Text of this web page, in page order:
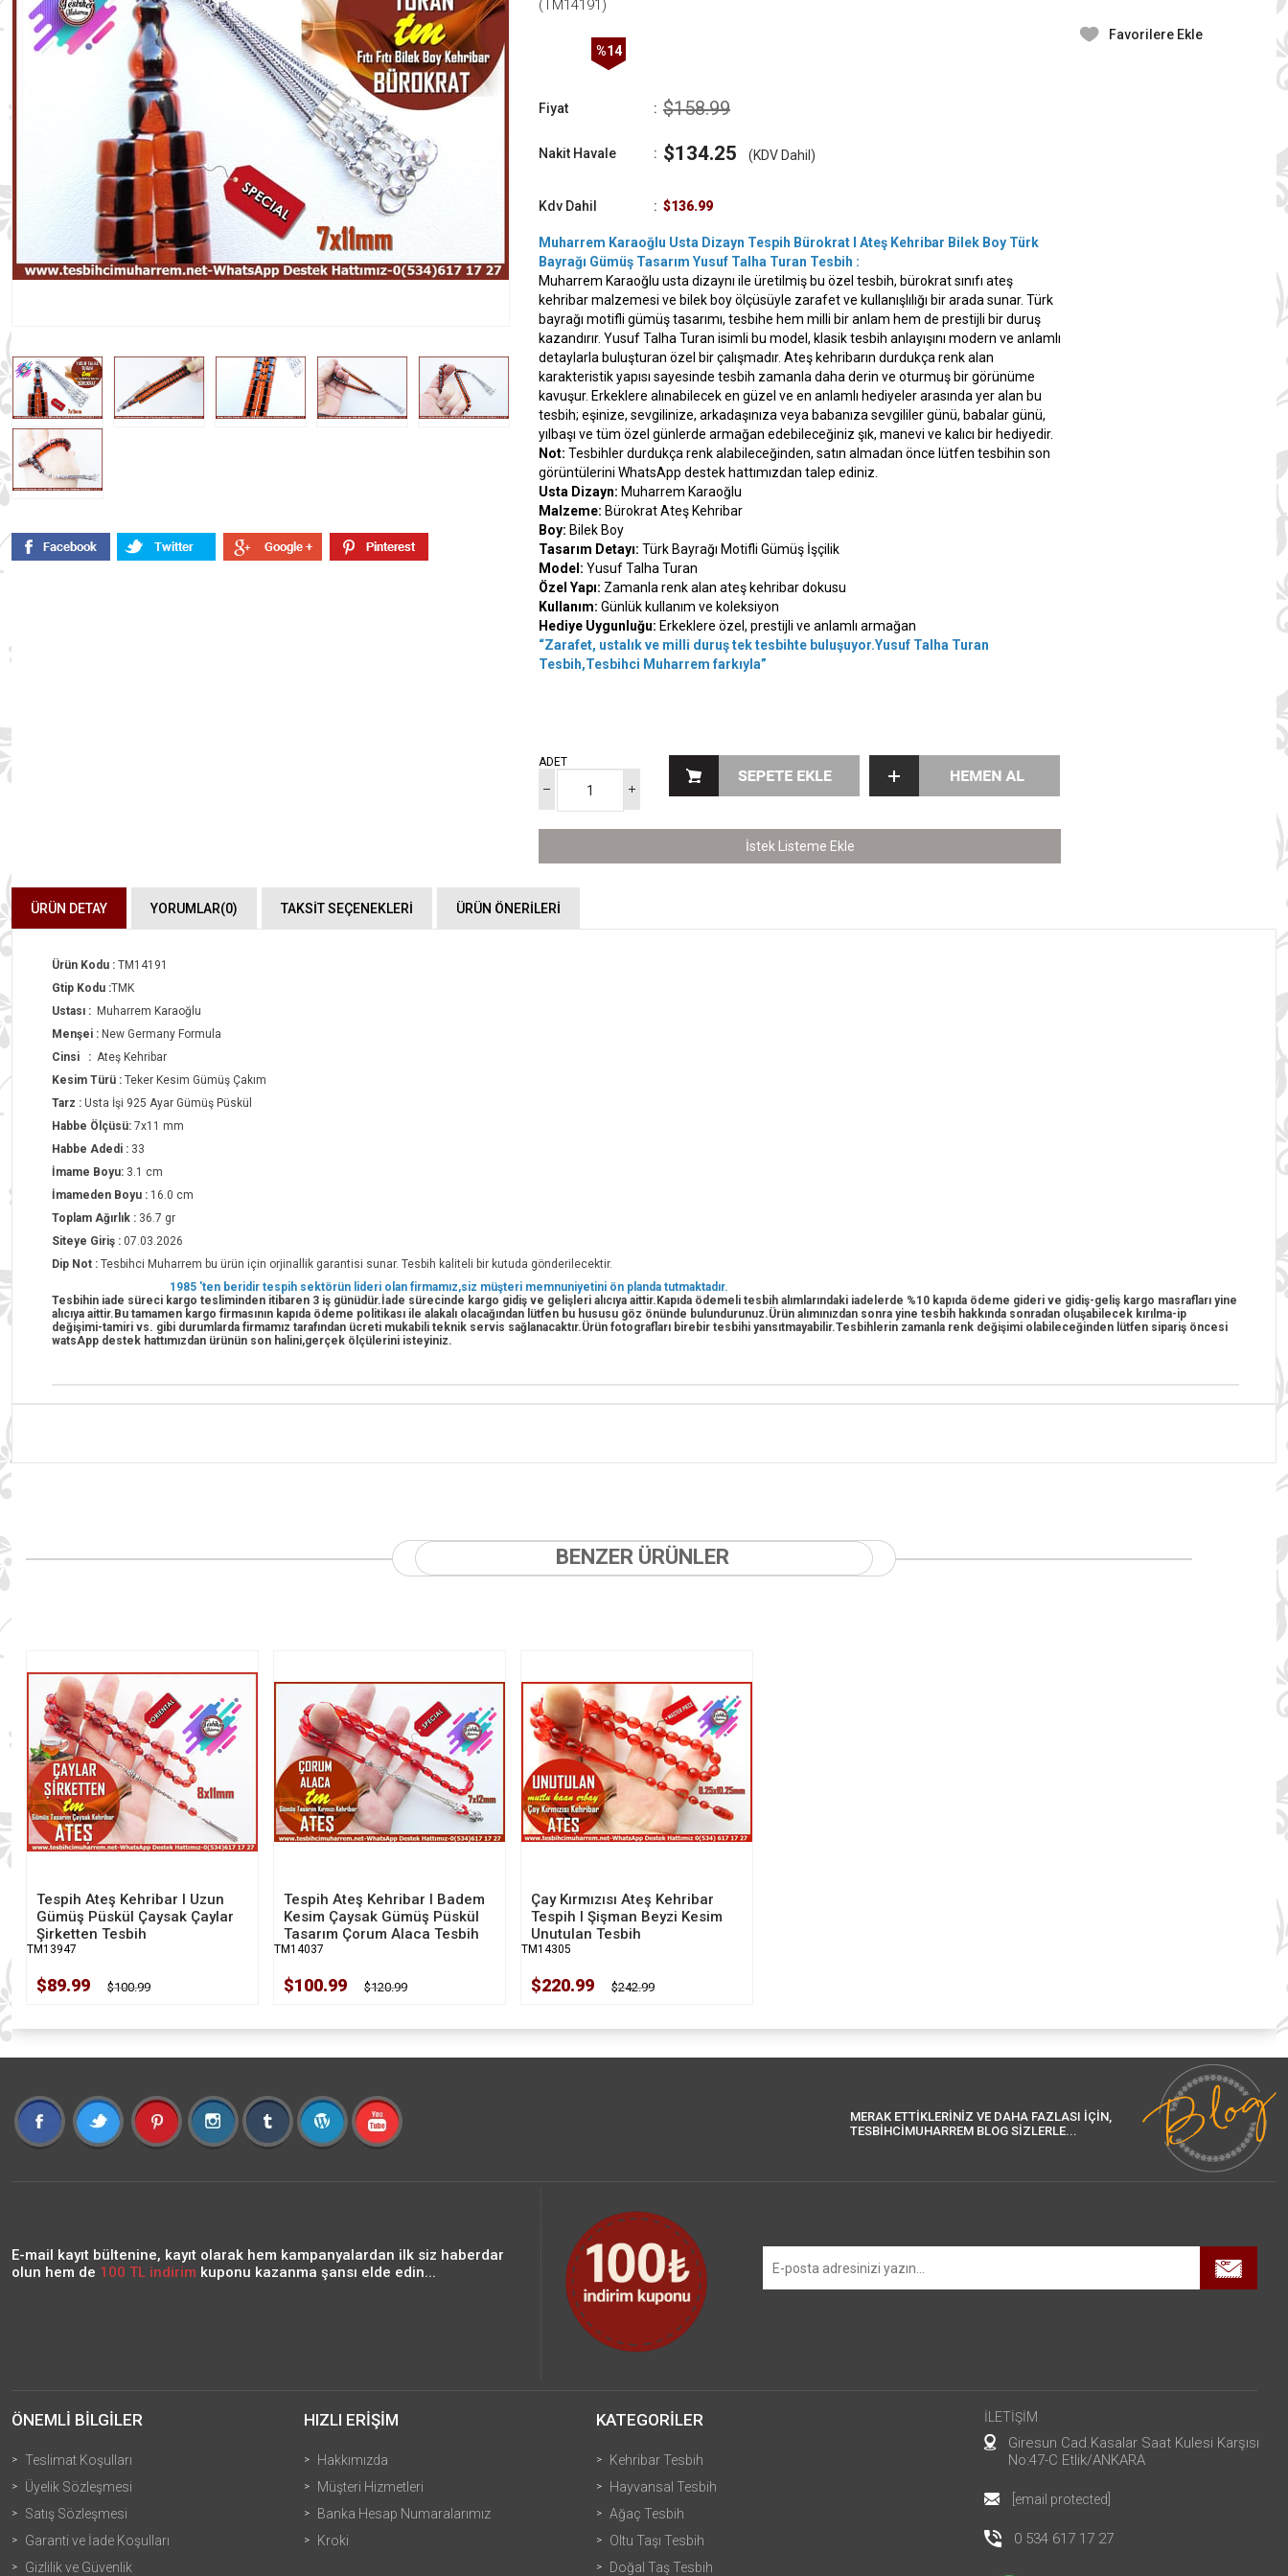
(TM14191)
%14
Fiyat
: $158.99
Nakit Havale : $134.25 (KDV Dahil)
Kdv Dahil : $136.99
Muharrem Karaoğlu Usta Dizayn Tespih Bürokrat I Ateş Kehribar Bilek Boy Türk
Bayrağı Gümüş Tasarım Yusuf Talha Turan Tesbih :
Muharrem Karaoğlu usta dizaynı ile üretilmiş bu özel tesbih, bürokrat sınıfı ateş
kehribar malzemesi ve bilek boy ölçüsüyle zarafet ve kullanışlılığı bir arada sunar. Türk
bayrağı motifli gümüş tasarımı, tesbihe hem milli bir anlam hem de prestijli bir duruş
kazandırır. Yusuf Talha Turan isimli bu model, klasik tesbih anlayışını modern ve anlamlı
detaylarla buluşturan özel bir çalışmadır. Ateş kehribarın durdukça renk alan
karakteristik yapısı sayesinde tesbih zamanla daha derin ve oturmuş bir görünüme
kavuşur. Erkeklere alınabilecek en güzel ve en anlamlı hediyeler arasında yer alan bu
tesbih; eşinize, sevgilinize, arkadaşınıza veya babanıza sevgililer günü, babalar günü,
yılbaşı ve tüm özel günlerde armağan edebileceğiniz şık, manevi ve kalıcı bir hediyedir.
Not: Tesbihler durdukça renk alabileceğinden, satın almadan önce lütfen tesbihin son
görüntülerini WhatsApp destek hattımızdan talep ediniz.
Usta Dizayn: Muharrem Karaoğlu
Malzeme: Bürokrat Ateş Kehribar
Boy: Bilek Boy
Tasarım Detayı: Türk Bayrağı Motifli Gümüş İşçilik
Model: Yusuf Talha Turan
Özel Yapı: Zamanla renk alan ateş kehribar dokusu
Kullanım: Günlük kullanım ve koleksiyon
Hediye Uygunluğu: Erkeklere özel, prestijli ve anlamlı armağan
“Zarafet, ustalık ve milli duruş tek tesbihte buluşuyor.Yusuf Talha Turan
Tesbih,Tesbihci Muharrem farkıyla”
ADET
İstek Listeme Ekle
Favorilere Ekle
ÜRÜN DETAY YORUMLAR(0) TAKSİT SEÇENEKLERİ ÜRÜN ÖNERILERI
Ürün Kodu : TM14191
Gtip Kodu :TMK
Ustası : Muharrem Karaoğlu
Menşei : New Germany Formula
Cinsi : Ateş Kehribar
Kesim Türü : Teker Kesim Gümüş Çakım
Tarz : Usta İşi 925 Ayar Gümüş Püskül
Habbe Ölçüsü: 7x11 mm
Habbe Adedi : 33
İmame Boyu: 3.1 cm
İmameden Boyu : 16.0 cm
Toplam Ağırlık : 36.7 gr
Siteye Giriş : 07.03.2026
Dip Not : Tesbihci Muharrem bu ürün için orjinallik garantisi sunar. Tesbih kaliteli bir kutuda gönderilecektir.
1985 'ten beridir tespih sektörün lideri olan firmamız,siz müşteri memnuniyetini ön planda tutmaktadır.
Tesbihin iade süreci kargo tesliminden itibaren 3 iş günüdür.İade sürecinde kargo gidiş ve gelişleri alıcıya aittir.Kapıda ödemeli tesbih alımlarındaki iadelerde %10 kapıda ödeme gideri ve gidiş-geliş kargo masrafları yine
alıcıya aittir.Bu tamamen kargo firmasının kapıda ödeme politikası ile alakalı olacağından lütfen bu hususu göz önünde bulundurunuz.Ürün alımınızdan sonra yine tesbih hakkında sonradan oluşabilecek kırılma-ip
değişimi-tamiri vs. gibi durumlarda firmamız tarafından ücreti mukabili teknik servis sağlanacaktır.Ürün fotografları birebir tesbihi yansıtmayabilir.Tesbihlerin zamanla renk değişimi olabileceğinden lütfen sipariş öncesi
watsApp destek hattımızdan ürünün son halini,gerçek ölçülerini isteyiniz.
BENZER ÜRÜNLER
Tespih Ateş Kehribar I Uzun
Gümüş Püskül Çaysak Çaylar
Şirketten Tesbih
TM13947
$89.99 $100.99
Tespih Ateş Kehribar I Badem
Kesim Çaysak Gümüş Püskül
Tasarım Çorum Alaca Tesbih
TM14037
$100.99 $120.99
Çay Kırmızısı Ateş Kehribar
Tespih I Şişman Beyzi Kesim
Unutulan Tesbih
TM14305
$220.99 $242.99
MERAK ETTİKLERİNİZ VE DAHA FAZLASI İÇİN,
TESBİHCİMUHARREM BLOG SİZLERLE...
E-mail kayıt bültenine, kayıt olarak hem kampanyalardan ilk siz haberdar
olun hem de 100 TL indirim kuponu kazanma şansı elde edin...
ÖNEMLİ BİLGİLER
Teslimat Koşulları
Üyelik Sözleşmesi
Satış Sözleşmesi
Garanti ve İade Koşulları
Gizlilik ve Güvenlik
HIZLI ERİŞİM
Hakkımızda
Müşteri Hizmetleri
Banka Hesap Numaralarımız
Kroki
KATEGORİLER
Kehribar Tesbih
Hayvansal Tesbih
Ağaç Tesbih
Oltu Taşı Tesbih
Doğal Taş Tesbih
İLETİŞİM
Giresun Cad.Kasalar Saat Kulesi Karşısı
No:47-C Etlik/ANKARA
[email protected]
0 534 617 17 27